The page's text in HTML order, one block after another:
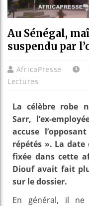
Au Sénégal,
suspendu par
AfricaPresse
Lectures
La célèbre robe
Sarr, l’ex-
accuse
répétés ». La date
fixée dans cette
Diouf avait fait
sur le dossier.
En général, il ne